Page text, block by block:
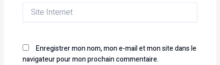
Site
Internet
Enregistrer mon nom, mon e-mail et mon site dans le
navigateur pour mon prochain commentaire.